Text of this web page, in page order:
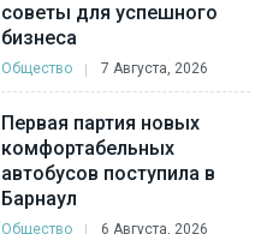
советы для успешного
бизнеса
Общество 7 Августа, 2026
Первая партия новых
комфортабельных
автобусов поступила в
Барнаул
Общество 6 Августа, 2026